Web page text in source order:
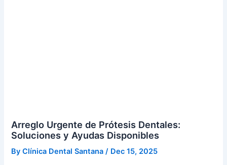
Arreglo Urgente de Prótesis Dentales:
Soluciones y Ayudas Disponibles
ByClínica Dental Santana / Dec 15, 2025